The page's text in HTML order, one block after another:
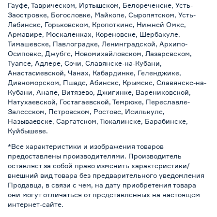
Гауфе, Таврическом, Иртышском, Белореченске, Усть-
Заостровке, Богословке, Майкопе, Сыропятском, Усть-
Лабинске, Горьковском, Кропоткине, Нижней Омке,
Армавире, Москаленках, Кореновске, Шербакуле,
Тимашевске, Павлоградке, Ленинградской, Архипо-
Осиповке, Джубге, Новомихайловском, Лазаревском,
Туапсе, Адлере, Сочи, Славянске-на-Кубани,
Анастасиевской, Чанах, Кабардинке, Геленджике,
Дивноморском, Пшаде, Абинске, Крымске, Славянске-на-
Кубани, Анапе, Витязево, Джигинке, Варениковской,
Натухаевской, Гостагаевской, Темрюке, Переславле-
Залесском, Петровском, Ростове, Исилькуле,
Называевске, Саргатском, Тюкалинске, Барабинске,
Куйбышеве.
*Все характеристики и изображения товаров
предоставлены производителями. Производитель
оставляет за собой право изменить характеристики/
внешний вид товара без предварительного уведомления
Продавца, в связи с чем, на дату приобретения товара
они могут отличаться от представленных на настоящем
интернет-сайте.